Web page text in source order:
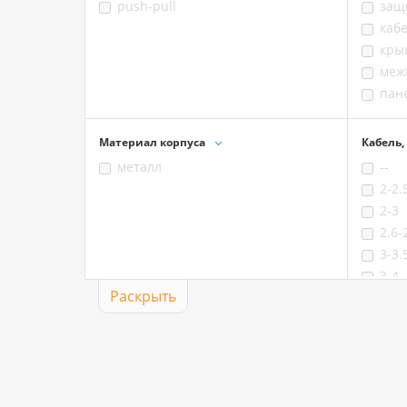
push-pull
Материал корпуса
металл
--
2-
2-3
2.6-
3-
3-4
Раскрыть